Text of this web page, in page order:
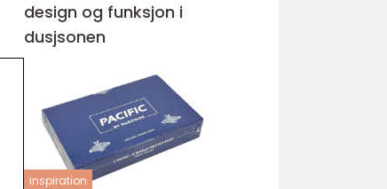
design og funksjon i
dusjsonen
inspiration